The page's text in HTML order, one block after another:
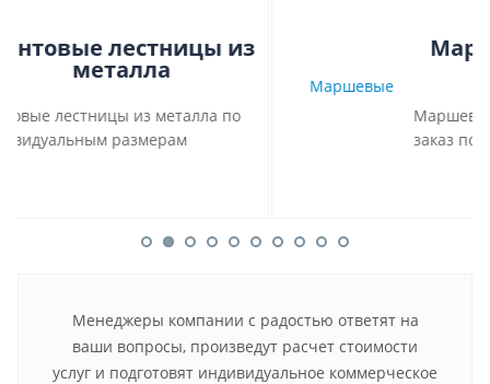
Маршевые лестницы из
Маршевые лестницы из металла на
заказ по индивидуальным параметрам
Менеджеры компании с радостью ответят на
ваши вопросы, произведут расчет стоимости
услуг и подготовят индивидуальное коммерческое